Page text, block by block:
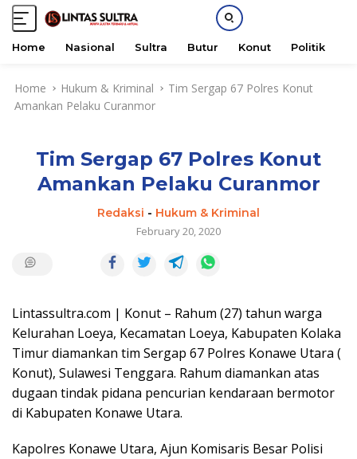
Home Nasional Sultra Butur Konut Politik
Home Hukum & Kriminal
Tim Sergap 67 Polres Konut
Amankan Pelaku Curanmor
Tim Sergap 67 Polres Konut
Amankan Pelaku Curanmor
Redaksi - Hukum & Kriminal
February 20, 2020
Lintassultra.com | Konut – Rahum (27) tahun warga
Kelurahan Loeya, Kecamatan Loeya, Kabupaten Kolaka
Timur diamankan tim Sergap 67 Polres Konawe Utara (
Konut), Sulawesi Tenggara. Rahum diamankan atas
dugaan tindak pidana pencurian kendaraan bermotor
di Kabupaten Konawe Utara.
Kapolres Konawe Utara, Ajun Komisaris Besar Polisi